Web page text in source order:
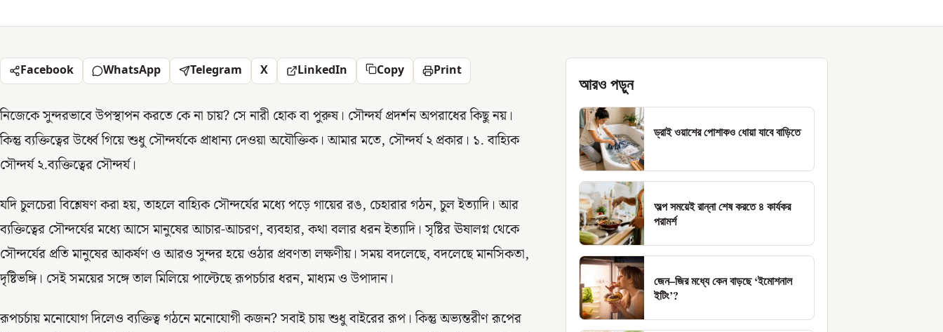
Facebook WhatsApp Telegram X LinkedIn Copy Print
নিজেকে সুন্দরভাবে উপস্থাপন করতে কে না চায়? সে নারী হোক বা পুরুষ। সৌন্দর্য প্রদর্শন অপরাধের কিছু নয়।
কিন্তু ব্যক্তিত্বের উর্ধ্বে গিয়ে শুধু সৌন্দর্যকে প্রাধান্য দেওয়া অযৌক্তিক। আমার মতে, সৌন্দর্য ২ প্রকার। ১. বাহ্যিক
সৌন্দর্য ২.ব্যক্তিত্বের সৌন্দর্য।
যদি চুলচেরা বিশ্লেষণ করা হয়, তাহলে বাহ্যিক সৌন্দর্যের মধ্যে পড়ে গায়ের রঙ, চেহারার গঠন, চুল ইত্যাদি। আর
ব্যক্তিত্বের সৌন্দর্যের মধ্যে আসে মানুষের আচার-আচরণ, ব্যবহার, কথা বলার ধরন ইত্যাদি। সৃষ্টির ঊষালগ্ন থেকে
সৌন্দর্যের প্রতি মানুষের আকর্ষণ ও আরও সুন্দর হয়ে ওঠার প্রবণতা লক্ষণীয়। সময় বদলেছে, বদলেছে মানসিকতা,
দৃষ্টিভঙ্গি। সেই সময়ের সঙ্গে তাল মিলিয়ে পাল্টেছে রূপচর্চার ধরন, মাধ্যম ও উপাদান।
রূপচর্চায় মনোযোগ দিলেও ব্যক্তিত্ব গঠনে মনোযোগী কজন? সবাই চায় শুধু বাইরের রূপ। কিন্তু অভ্যন্তরীণ রূপের
আরও পড়ুন
ড্রাই ওয়াশের পোশাকও ধোয়া যাবে বাড়িতে
অল্প সময়েই রান্না শেষ করতে ৪ কার্যকর
পরামর্শ
জেন–জির মধ্যে কেন বাড়ছে ‘ইমোশনাল
ইটিং’?